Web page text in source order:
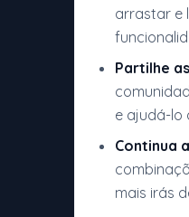
arrastar e
Partilhe
e ajudá-lo
Continua
mais irás